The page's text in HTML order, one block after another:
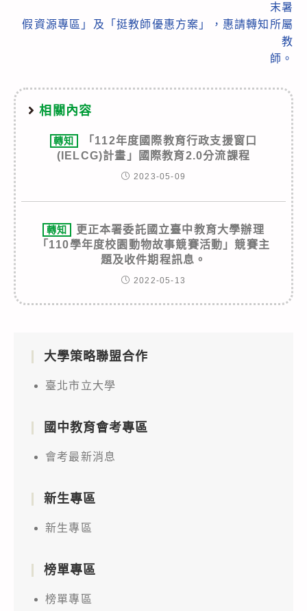
末暑
假資源專區」及「挺教師優惠方案」，惠請轉知所屬
教
師。
相關內容
轉知
「112年度國際教育行政支援窗口
(IELCG)計畫」國際教育2.0分流課程
2023-05-09
轉知
更正本署委託國立臺中教育大學辦理
「110學年度校園動物故事競賽活動」競賽主
題及收件期程訊息。
2022-05-13
大學策略聯盟合作
臺北市立大學
國中教育會考專區
會考最新消息
新生專區
新生專區
榜單專區
榜單專區